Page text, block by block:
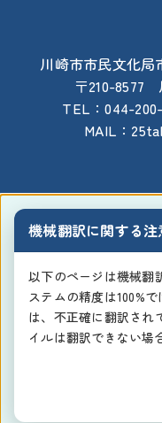
川崎市市民文化
〒210-8577
TEL：044-
MAIL：
機械翻訳に関する注
以下のページは機械翻
ステムの精度は100%
は、不正確に翻訳され
イルは翻訳できない場